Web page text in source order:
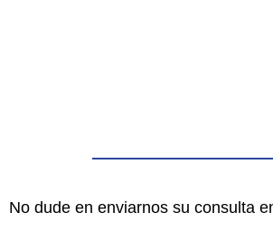
No dude en enviarnos su consulta